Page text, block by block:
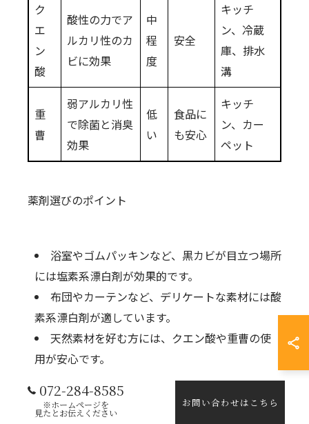
ク
エ
ン
酸
酸性の力でア
ルカリ性のカ
ビに効果
中
程
度
安全
キッチ
ン、冷蔵
庫、排水
溝
重
曹
弱アルカリ性
で除菌と消臭
効果
低
い
食品に
も安心
キッチ
ン、カー
ペット
薬剤選びのポイント
浴室やゴムパッキンなど、黒カビが目立つ場所
には塩素系漂白剤が効果的です。
布団やカーテンなど、デリケートな素材には酸
素系漂白剤が適しています。
天然素材を好む方には、クエン酸や重曹の使
用が安心です。
使用時の注意点
072-284-8585
※ホームページを
見たとお伝えください
お問い合わせはこちら